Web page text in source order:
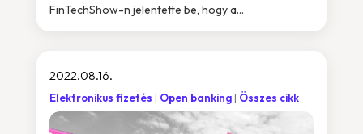
FinTechShow-n jelentette be, hogy a...
2022.08.16.
Elektronikus fizetés Open banking Összes cikk